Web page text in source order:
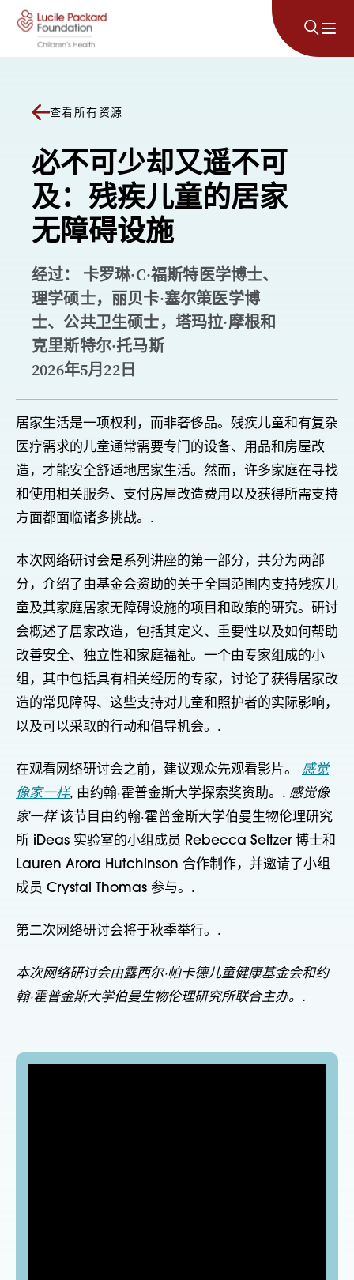
跳至内容
查看所有资源
必不可少却又遥不可
及：残疾儿童的居家
无障碍设施
经过： 卡罗琳·C·福斯特医学博士、
理学硕士，丽贝卡·塞尔策医学博
士、公共卫生硕士，塔玛拉·摩根和
克里斯特尔·托马斯
2026年5月22日
居家生活是一项权利，而非奢侈品。残疾儿童和有复杂
医疗需求的儿童通常需要专门的设备、用品和房屋改
造，才能安全舒适地居家生活。然而，许多家庭在寻找
和使用相关服务、支付房屋改造费用以及获得所需支持
方面都面临诸多挑战。.
本次网络研讨会是系列讲座的第一部分，共分为两部
分，介绍了由基金会资助的关于全国范围内支持残疾儿
童及其家庭居家无障碍设施的项目和政策的研究。研讨
会概述了居家改造，包括其定义、重要性以及如何帮助
改善安全、独立性和家庭福祉。一个由专家组成的小
组，其中包括具有相关经历的专家，讨论了获得居家改
造的常见障碍、这些支持对儿童和照护者的实际影响，
以及可以采取的行动和倡导机会。.
在观看网络研讨会之前，建议观众先观看影片。 感觉
像家一样, 由约翰·霍普金斯大学探索奖资助。. 感觉像
家一样该节目由约翰·霍普金斯大学伯曼生物伦理研究
所 iDeas 实验室的小组成员 Rebecca Seltzer 博士和
Lauren Arora Hutchinson 合作制作，并邀请了小组
成员 Crystal Thomas 参与。.
第二次网络研讨会将于秋季举行。.
本次网络研讨会由露西尔·帕卡德儿童健康基金会和约
翰·霍普金斯大学伯曼生物伦理研究所联合主办。.